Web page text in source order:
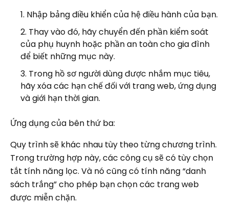
Nhập bảng điều khiển của hệ điều hành của bạn.
Thay vào đó, hãy chuyển đến phần kiểm soát
của phụ huynh hoặc phần an toàn cho gia đình
để biết những mục này.
Trong hồ sơ người dùng được nhắm mục tiêu,
hãy xóa các hạn chế đối với trang web, ứng dụng
và giới hạn thời gian.
Ứng dụng của bên thứ ba:
Quy trình sẽ khác nhau tùy theo từng chương trình.
Trong trường hợp này, các công cụ sẽ có tùy chọn
tắt tính năng lọc. Và nó cũng có tính năng “danh
sách trắng” cho phép bạn chọn các trang web
được miễn chặn.